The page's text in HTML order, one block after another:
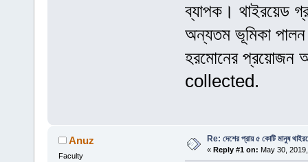
ব্যাপক। থাইরয়েড
অন্যতম ভূমিকা
হরমোনের প্রয়োজন
collected.
Anuz
Faculty
Re: দেশের প্রায় ৫ কোটি মানুষ
« Reply #1 on: May 30,